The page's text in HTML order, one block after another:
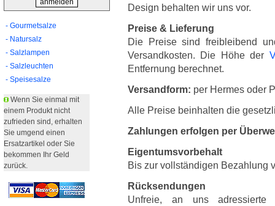
- Gourmetsalze
- Natursalz
- Salzlampen
- Salzleuchten
- Speisesalze
Wenn Sie einmal mit
einem Produkt nicht
zufrieden sind, erhalten
Sie umgend einen
Ersatzartikel oder Sie
bekommen Ihr Geld
zurück.
Design behalten wir uns vor.
Preise & Lieferung
Die Preise sind freibleibend
Versandkosten. Die Höhe der
Entfernung berechnet.
Versandform: per Hermes oder
Alle Preise beinhalten die
Zahlungen erfolgen per
Eigentumsvorbehalt
Bis zur vollständigen Bezahlung
Rücksendungen
Unfreie, an uns